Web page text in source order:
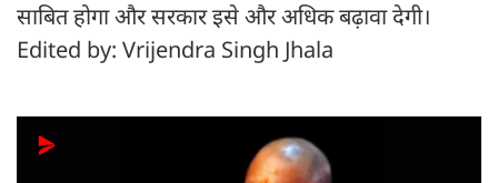
साबित होगा और सरकार इसे और अधिक बढ़ावा देगी।
Edited by: Vrijendra Singh Jhala